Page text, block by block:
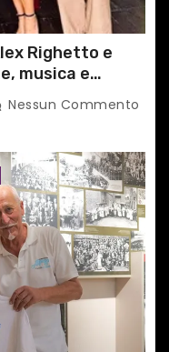
Righetto e
musica e
Nessun Commento